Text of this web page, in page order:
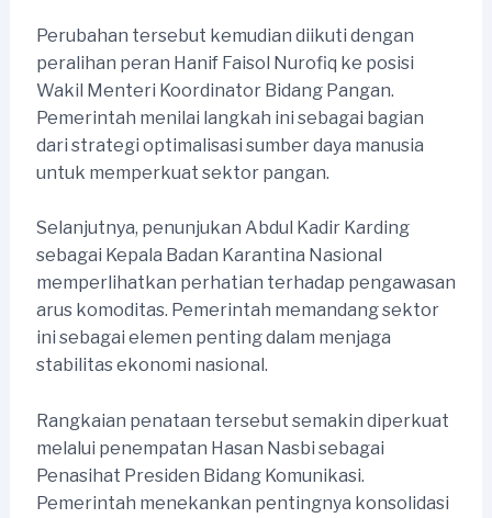
Perubahan tersebut kemudian diikuti dengan
peralihan peran Hanif Faisol Nurofiq ke posisi
Wakil Menteri Koordinator Bidang Pangan.
Pemerintah menilai langkah ini sebagai bagian
dari strategi optimalisasi sumber daya manusia
untuk memperkuat sektor pangan.
Selanjutnya, penunjukan Abdul Kadir Karding
sebagai Kepala Badan Karantina Nasional
memperlihatkan perhatian terhadap pengawasan
arus komoditas. Pemerintah memandang sektor
ini sebagai elemen penting dalam menjaga
stabilitas ekonomi nasional.
Rangkaian penataan tersebut semakin diperkuat
melalui penempatan Hasan Nasbi sebagai
Penasihat Presiden Bidang Komunikasi.
Pemerintah menekankan pentingnya konsolidasi